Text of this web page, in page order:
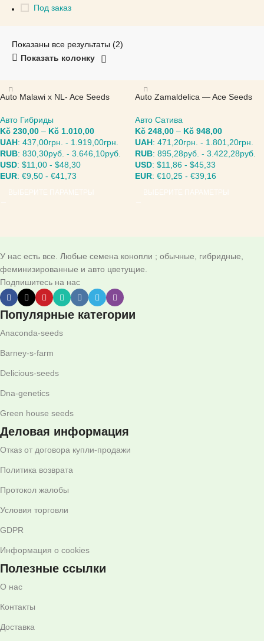
Под заказ
Показаны все результаты (2)
Показать колонку
Auto Malawi x NL- Ace Seeds
Авто Гибриды
Kč 230,00 – Kč 1.010,00
UAH: 437,00грн. - 1.919,00грн.
RUB: 830,30руб. - 3.646,10руб.
USD: $11,00 - $48,30
EUR: €9,50 - €41,73
Auto Zamaldelica — Ace Seeds
Авто Сатива
Kč 248,00 – Kč 948,00
UAH: 471,20грн. - 1.801,20грн.
RUB: 895,28руб. - 3.422,28руб.
USD: $11,86 - $45,33
EUR: €10,25 - €39,16
У нас есть все. Любые семена конопли ; обычные, гибридные,
феминизированные и авто цветущие.
Подпишитесь на нас
Популярные категории
Anaconda-seeds
Barney-s-farm
Delicious-seeds
Dna-genetics
Green house seeds
Деловая информация
Отказ от договора купли-продажи
Политика возврата
Протокол жалобы
Условия торговли
GDPR
Информация о cookies
Полезные ссылки
О нас
Контакты
Доставка